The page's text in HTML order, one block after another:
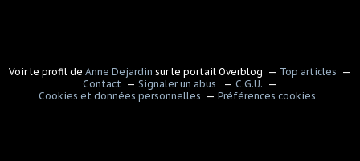
Voir le profil de Anne Dejardin sur le portail Overblog
Top articles
Contact
Signaler un abus
C.G.U.
Cookies et données personnelles
Préférences cookies